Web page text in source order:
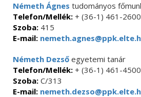
Németh Ágnes tudományos
Telefon/Mellék: + (36-1) 461-
Szoba: 415
E-mail:
Németh Dezső egyetemi tanár
Telefon/Mellék: + (36-1) 461-
Szoba: C/313
E-mail: